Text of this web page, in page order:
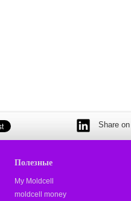
Share
Полезные
My Moldcell
moldcell money